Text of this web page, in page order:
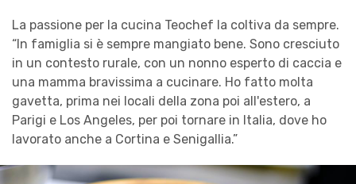
La passione per la cucina Teochef la coltiva da sempre.
“In famiglia si è sempre mangiato bene. Sono cresciuto
in un contesto rurale, con un nonno esperto di caccia e
una mamma bravissima a cucinare. Ho fatto molta
gavetta, prima nei locali della zona poi all'estero, a
Parigi e Los Angeles, per poi tornare in Italia, dove ho
lavorato anche a Cortina e Senigallia.”